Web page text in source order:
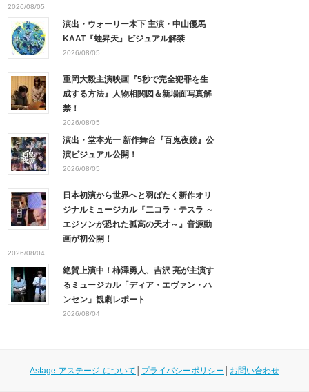
2026/08/05
演出・ウォーリー木下 主演・中山優馬
KAAT『蛙昇天』ビジュアル解禁
2026/08/05
重岡大毅主演映画『5秒で完全犯罪を生
成する方法』人物相関図＆新場面写真解
禁！
2026/08/05
演出・堂本光一 新作舞台『百鬼夜鏡』公
演ビジュアル公開！
2026/08/05
日本初演から世界へと羽ばたく新作オリ
ジナルミュージカル『二コラ・テスラ ～
エジソンが恐れた孤高の天才～』音源動
画が初公開！
2026/08/04
絶賛上演中！柿澤勇人、吉沢 亮が主演す
るミュージカル「ディア・エヴァン・ハ
ンセン」観劇レポート
2026/08/04
Astage-アステージ-について プライバシーポリシー お問い合わせ